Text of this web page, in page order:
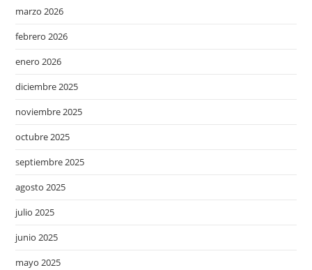
marzo 2026
febrero 2026
enero 2026
diciembre 2025
noviembre 2025
octubre 2025
septiembre 2025
agosto 2025
julio 2025
junio 2025
mayo 2025